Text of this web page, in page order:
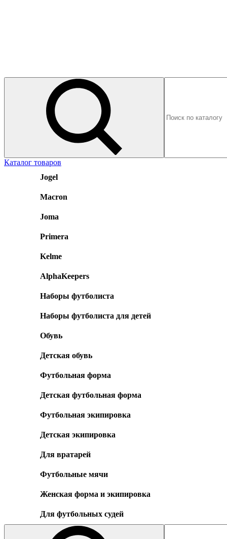
Каталог товаров
Jogel
Macron
Joma
Primera
Kelme
AlphaKeepers
Наборы футболиста
Наборы футболиста для детей
Обувь
Детская обувь
Футбольная форма
Детская футбольная форма
Футбольная экипировка
Детская экипировка
Для вратарей
Футбольные мячи
Женская форма и экипировка
Для футбольных судей